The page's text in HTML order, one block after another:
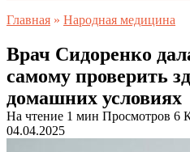
Главная » Народная медицина
Врач Сидоренко
самому проверить
домашних условиях
На чтение 1 мин Просмотров 6
04.04.2025